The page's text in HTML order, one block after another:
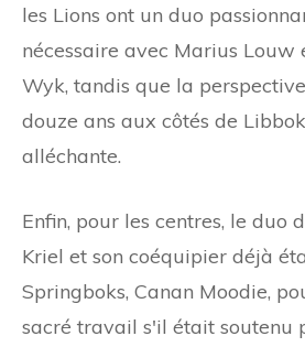
les Lions ont un duo
nécessaire avec Marius Louw
Wyk, tandis que la
douze ans aux côtés de
alléchante.
Enfin, pour les centres, le duo
Kriel et son coéquipier déjà
Springboks, Canan Moodie,
sacré travail s'il était soutenu